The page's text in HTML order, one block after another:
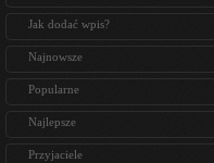
Jak dodać wpis?
Najnowsze
Popularne
Najlepsze
Przyjaciele